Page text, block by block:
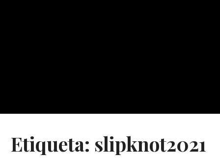
Etiqueta: slipknot2021